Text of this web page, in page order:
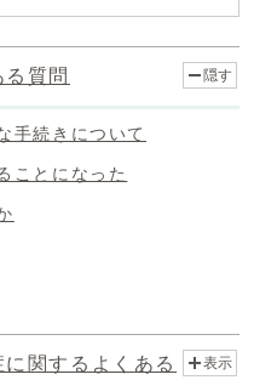
質問 隠す
手続きについて
ことになった
関するよくある
表示